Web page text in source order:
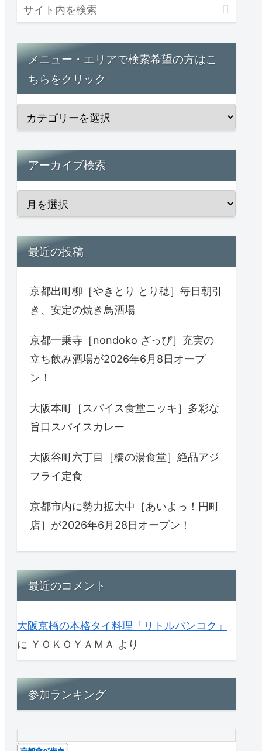
メニュー・エリアで検索希望の方はこ
ちらをクリック
アーカイブ検索
最近の投稿
京都出町柳［やきとり とり穂］毎日朝引
き、安定の焼き鳥酒場
京都一乗寺［nondoko ざっぴ］充実の
立ち飲み酒場が2026年6月8日オープ
ン！
大阪本町［スパイス食堂ニッキ］多彩な
旨口スパイスカレー
大阪谷町六丁目［橋の湯食堂］絶品アジ
フライ定食
京都市内に勢力拡大中［あいよっ！円町
店］が2026年6月28日オープン！
最近のコメント
大阪京橋の本格タイ料理「リトルバンコク」
に ＹＯＫＯＹＡＭＡ より
参加ランキング